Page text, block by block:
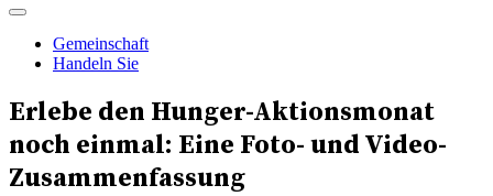
Gemeinschaft
Handeln Sie
Erlebe den Hunger-Aktionsmonat
noch einmal: Eine Foto- und Video-
Zusammenfassung